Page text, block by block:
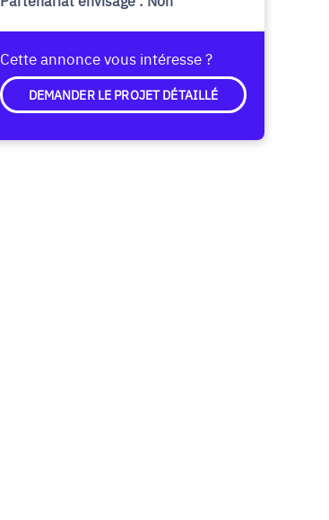
Cette annonce vous intéresse ?
DEMANDER LE PROJET DÉTAILLÉ